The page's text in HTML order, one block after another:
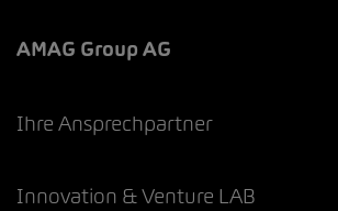
AMAG Group AG
Ihre Ansprechpartner
Innovation & Venture LAB